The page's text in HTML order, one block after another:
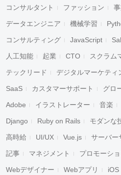
コンサルタント ファッション
データエンジニア 機械学習
コンサルティング JavaScript
人工知能 起業 CTO スクラム
テックリード デジタルマーケティ
SaaS カスタマーサポート グロ
Adobe イラストレーター 音楽
Django Ruby on Rails モダンな
高時給 UI/UX Vue.js サーバー
記事 マネジメント プロモーシ
Webデザイナー Webアプリ iOS